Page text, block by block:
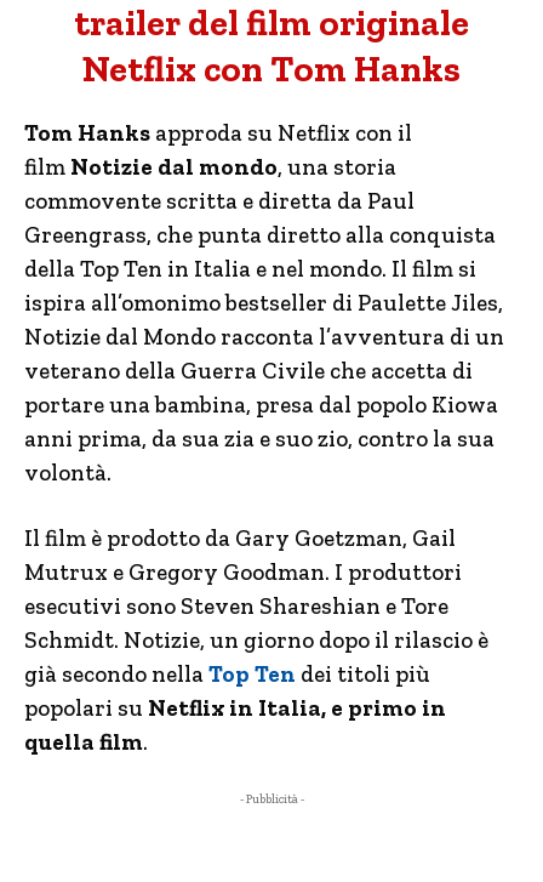
trailer del film originale
Netflix con Tom Hanks
Tom Hanks approda su Netflix con il
film Notizie dal mondo, una storia
commovente scritta e diretta da Paul
Greengrass, che punta diretto alla conquista
della Top Ten in Italia e nel mondo. Il film si
ispira all’omonimo bestseller di Paulette Jiles,
Notizie dal Mondo racconta l’avventura di un
veterano della Guerra Civile che accetta di
portare una bambina, presa dal popolo Kiowa
anni prima, da sua zia e suo zio, contro la sua
volontà.
Il film è prodotto da Gary Goetzman, Gail
Mutrux e Gregory Goodman. I produttori
esecutivi sono Steven Shareshian e Tore
Schmidt. Notizie, un giorno dopo il rilascio è
già secondo nellaTop Ten dei titoli più
popolari su Netflix in Italia, e primo in
quella film.
- Pubblicità -